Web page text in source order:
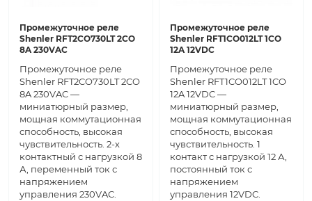
Промежуточное реле
Shenler RFT2CO730LT 2CO
8A 230VAC
Промежуточное реле
Shenler RFT2CO730LT 2CO
8A 230VAC —
миниатюрный размер,
мощная коммутационная
способность, высокая
чувствительность. 2-х
контактный с нагрузкой 8
А, переменный ток с
напряжением
управления 230VAC.
Промежуточное реле
Shenler RFT1CO012LT 1CO
12A 12VDC
Промежуточное реле
Shenler RFT1CO012LT 1CO
12A 12VDC —
миниатюрный размер,
мощная коммутационная
способность, высокая
чувствительность. 1
контакт с нагрузкой 12 А,
постоянный ток с
напряжением
управления 12VDC.